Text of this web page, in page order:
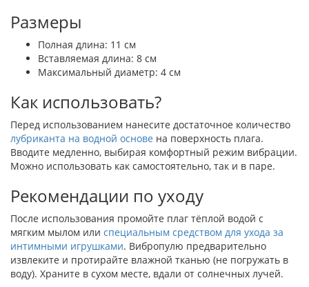
Размеры
Полная длина: 11 см
Вставляемая длина: 8 см
Максимальный диаметр: 4 см
Как использовать?
Перед использованием нанесите достаточное количество
лубриканта на водной основе на поверхность плага.
Вводите медленно, выбирая комфортный режим вибрации.
Можно использовать как самостоятельно, так и в паре.
Рекомендации по уходу
После использования промойте плаг тёплой водой с
мягким мылом или специальным средством для ухода за
интимными игрушками. Вибропулю предварительно
извлеките и протирайте влажной тканью (не погружать в
воду). Храните в сухом месте, вдали от солнечных лучей.